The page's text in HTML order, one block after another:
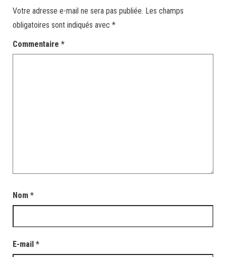
Votre adresse e-mail ne sera pas publiée. Les champs
obligatoires sont indiqués avec *
Commentaire *
Nom *
E-mail *